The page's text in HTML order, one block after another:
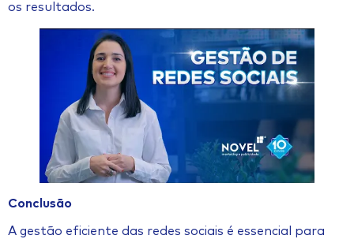
os resultados.
Conclusão
A gestão eficiente das redes sociais é essencial para